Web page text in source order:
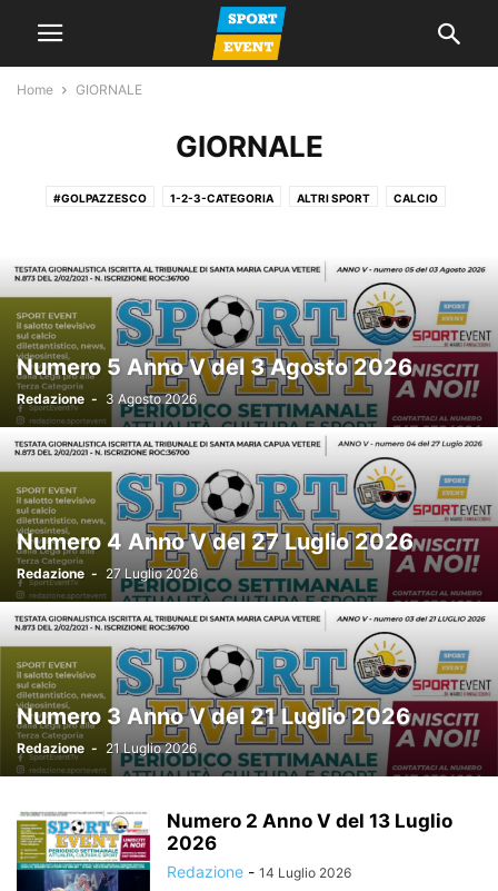
Home GIORNALE
GIORNALE
#GOLPAZZESCO 1-2-3-CATEGORIA ALTRI SPORT CALCIO
SERIE D
Numero 5 Anno V del 3 Agosto 2026
Redazione - 3 Agosto 2026
Numero 4 Anno V del 27 Luglio 2026
Redazione - 27 Luglio 2026
Numero 3 Anno V del 21 Luglio 2026
Redazione - 21 Luglio 2026
Numero 2 Anno V del 13 Luglio
2026
Redazione - 14 Luglio 2026